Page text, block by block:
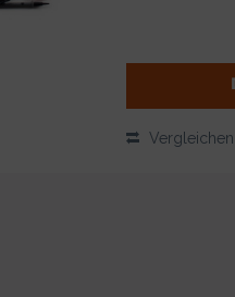
Umschalten
Vergleichen